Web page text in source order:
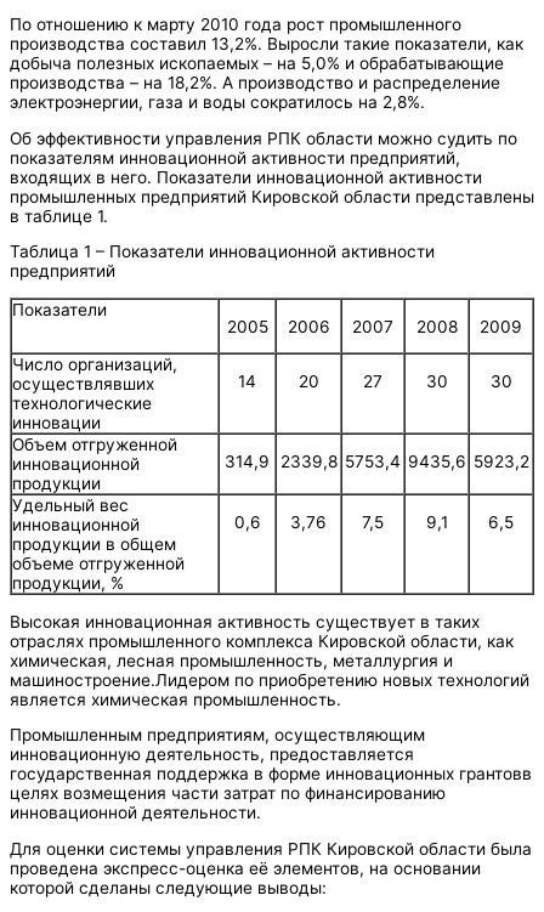
По отношению к марту 2010 года рост промышленного
производства составил 13,2%. Выросли такие показатели, как
добыча полезных ископаемых – на 5,0% и обрабатывающие
производства – на 18,2%. А производство и распределение
электроэнергии, газа и воды сократилось на 2,8%.
Об эффективности управления РПК области можно судить по
показателям инновационной активности предприятий,
входящих в него. Показатели инновационной активности
промышленных предприятий Кировской области представлены
в таблице 1.
Таблица 1 – Показатели инновационной активности
предприятий
Показатели
2005
2006 2007 2008
2009
Число организаций,
осуществлявших
технологические
инновации
14 20 27 30 30
Объем отгруженной
инновационной
продукции
314,9 2339,8 5753,4 9435,6 5923,2
Удельный вес
инновационной
продукции в общем
объеме отгруженной
продукции, %
0,6 3,76 7,5 9,1 6,5
Высокая инновационная активность существует в таких
отраслях промышленного комплекса Кировской области, как
химическая, лесная промышленность, металлургия и
машиностроение.Лидером по приобретению новых технологий
является химическая промышленность.
Промышленным предприятиям, осуществляющим
инновационную деятельность, предоставляется
государственная поддержка в форме инновационных грантовв
целях возмещения части затрат по финансированию
инновационной деятельности.
Для оценки системы управления РПК Кировской области была
проведена экспресс-оценка её элементов, на основании
которой сделаны следующие выводы: